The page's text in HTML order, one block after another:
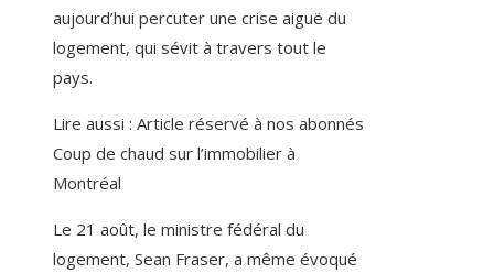
aujourd’hui percuter une crise aiguë du
logement, qui sévit à travers tout le
pays.
Lire aussi : Article réservé à nos abonnés
Coup de chaud sur l’immobilier à
Montréal
Le 21 août, le ministre fédéral du
logement, Sean Fraser, a même évoqué